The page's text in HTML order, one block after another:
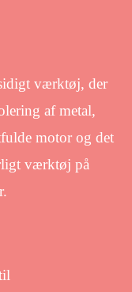
værktøj, der
af metal,
motor og det
værktøj på